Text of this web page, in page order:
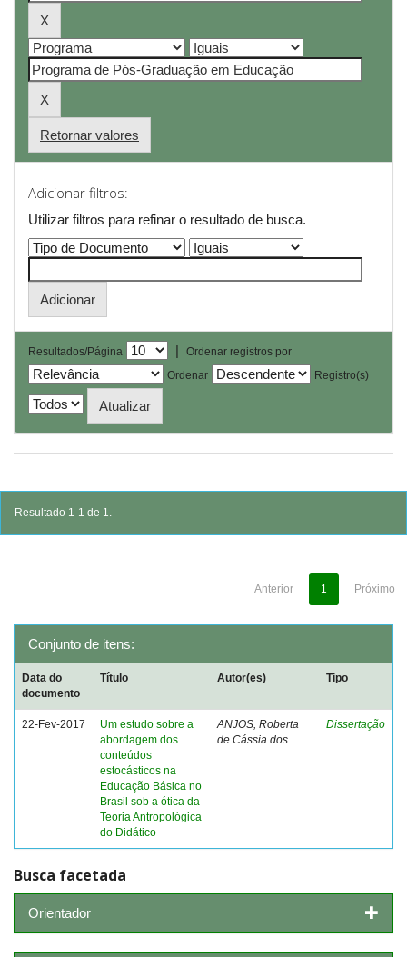
Retornar valores
Adicionar filtros:
Utilizar filtros para refinar o resultado de busca.
Resultados/Página |
Ordenar registros por
Ordenar
Registro(s)
Resultado 1-1 de 1.
Anterior 1 Próximo
Conjunto de itens:
Data do
documento
Título Autor(es) Tipo
22-Fev-2017
Um estudo sobre a
abordagem dos
conteúdos
estocásticos na
Educação Básica no
Brasil sob a ótica da
Teoria Antropológica
do Didático
ANJOS, Roberta
de Cássia dos
Dissertação
Busca facetada
Orientador